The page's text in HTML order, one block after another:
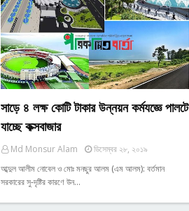
সাড়ে ৪ লক্ষ কোটি টাকার উন্নয়ন কর্মযজ্ঞে পালটে
যাচ্ছে কক্সবাজার
Md Monsur Alam
ডিসেম্বর ২৮, ২০১৯
আব্দুল আলীম নোবেল ও মোঃ মনছুর আলম (এম আলম): বর্তমান
সরকারের সু-দৃষ্টির কারণে উন…